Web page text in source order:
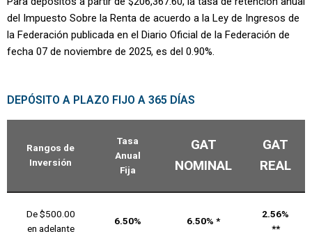
del Impuesto Sobre la Renta de acuerdo a la Ley de Ingresos de
la Federación publicada en el Diario Oficial de la Federación de
fecha 07 de noviembre de 2025, es del 0.90%.
DEPÓSITO A PLAZO FIJO A 365 DÍAS
Rangos de
Inversión
Tasa
Anual
Fija
GAT
NOMINAL
GAT
REAL
De $500.00
en adelante
6.50% 6.50% *
2.56%
**